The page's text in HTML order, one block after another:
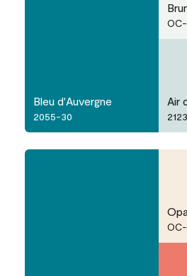
Bleu d'Auvergne
2055-30
Air